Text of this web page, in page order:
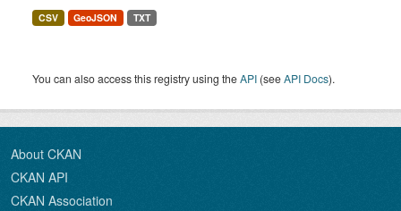
CSV GeoJSON TXT
You can also access this registry using theAPI (seeAPI Docs).
About CKAN
CKAN API
CKAN Association